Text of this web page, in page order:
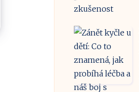
5
portálů
a
naše
zkušenost
Zánět
kyčle
u
dětí:
Co